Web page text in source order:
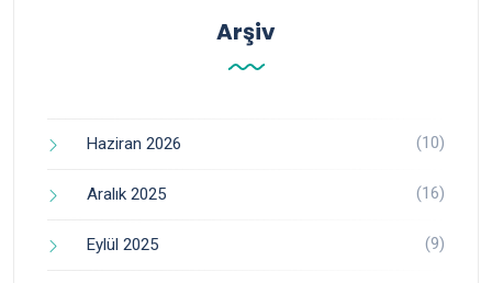
Arşiv
Haziran 2026 (10)
Aralık 2025 (16)
Eylül 2025 (9)